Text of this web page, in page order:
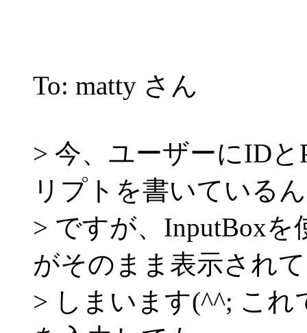
To: matty さん
> 今、ユーザーにIDと
リプトを書いているん
> ですが、InputBoxを
がそのまま表示されて
> しまいます(^^; これ